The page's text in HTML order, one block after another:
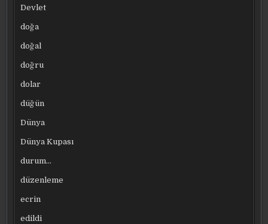
Devlet
doğa
doğal
doğru
dolar
düğün
Dünya
Dünya Kupası
durum…
düzenleme
ecrin
edildi